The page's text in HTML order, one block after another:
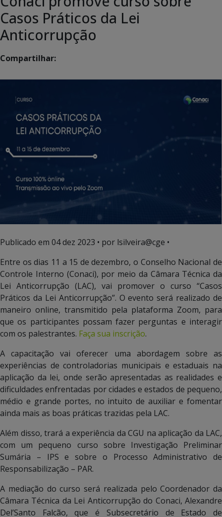
Casos Práticos da Lei
Anticorrupção
Compartilhar:
Publicado em 04 dez 2023 • por lsilveira@cge •
Entre os dias 11 a 15 de dezembro, o Conselho Nacional de
Controle Interno (Conaci), por meio da Câmara Técnica da
Lei Anticorrupção (LAC), vai promover o curso “Casos
Práticos da Lei Anticorrupção”. O evento será realizado de
maneiro online, transmitido pela plataforma Zoom, para
que os participantes possam fazer perguntas e interagir
com os palestrantes. Faça sua inscrição.
A capacitação vai oferecer uma abordagem sobre as
experiências de controladorias municipais e estaduais na
aplicação da lei, onde serão apresentadas as realidades e
dificuldades enfrentadas por cidades e estados de pequeno,
médio e grande portes, no intuito de auxiliar e fomentar
ainda mais as boas práticas trazidas pela LAC.
Além disso, trará a experiência da CGU na aplicação da LAC,
com um pequeno curso sobre Investigação Preliminar
Sumária – IPS e sobre o Processo Administrativo de
Responsabilização – PAR.
A mediação do curso será realizada pelo Coordenador da
Câmara Técnica da Lei Anticorrupção do Conaci, Alexandre
Del’Santo Falcão, que é Subsecretário de Estado de